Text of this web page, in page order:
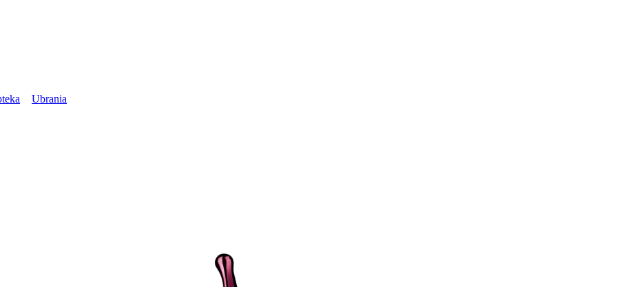
Ubrania